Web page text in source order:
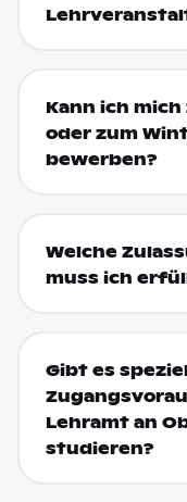
Kann ich
oder zum
bewerben?
Welche
muss ich
Gibt es
Lehramt an
studieren?